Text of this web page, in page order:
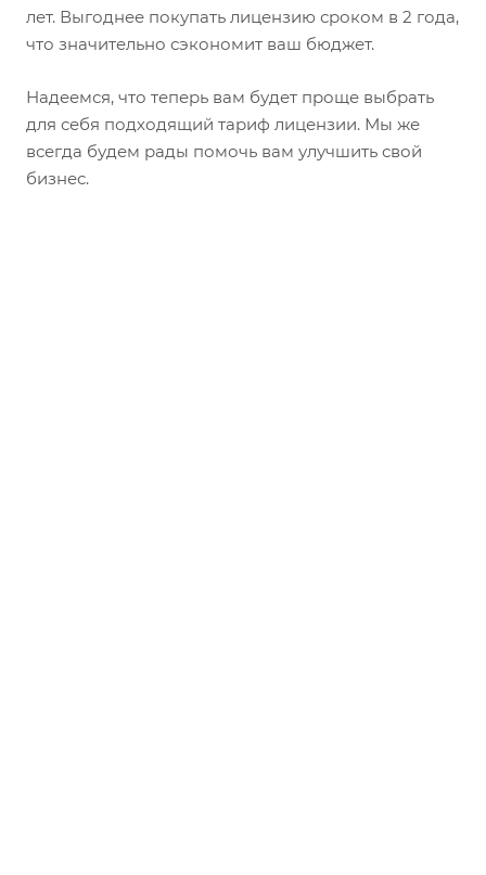
лет. Выгоднее покупать лицензию сроком в 2 года,
что значительно сэкономит ваш бюджет.
Надеемся, что теперь вам будет проще выбрать
для себя подходящий тариф лицензии. Мы же
всегда будем рады помочь вам улучшить свой
бизнес.